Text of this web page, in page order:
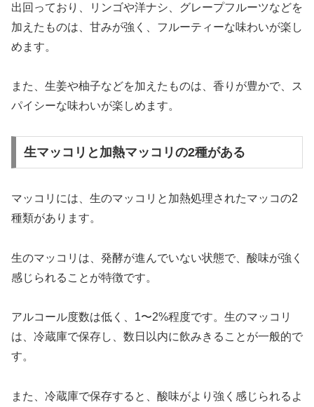
出回っており、リンゴや洋ナシ、グレープフルーツなどを
加えたものは、甘みが強く、フルーティーな味わいが楽し
めます。
また、生姜や柚子などを加えたものは、香りが豊かで、ス
パイシーな味わいが楽しめます。
生マッコリと加熱マッコリの2種がある
マッコリには、生のマッコリと加熱処理されたマッコの2
種類があります。
生のマッコリは、発酵が進んでいない状態で、酸味が強く
感じられることが特徴です。
アルコール度数は低く、1〜2%程度です。生のマッコリ
は、冷蔵庫で保存し、数日以内に飲みきることが一般的で
す。
また、冷蔵庫で保存すると、酸味がより強く感じられるよ